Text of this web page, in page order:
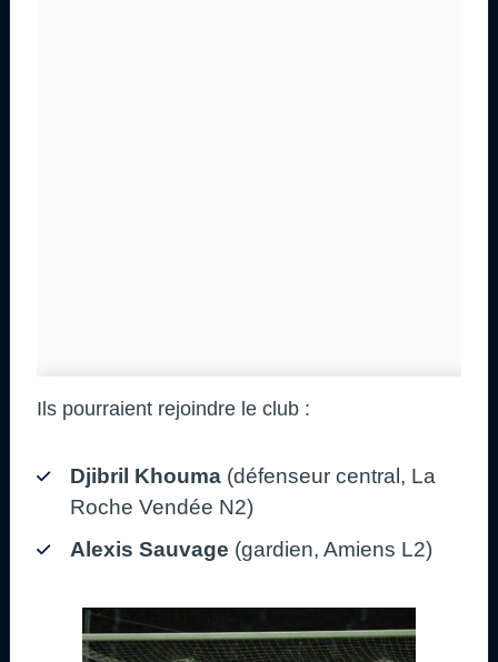
Ils pourraient rejoindre le club :
Djibril Khouma (défenseur central, La
Roche Vendée N2)
Alexis Sauvage (gardien, Amiens L2)